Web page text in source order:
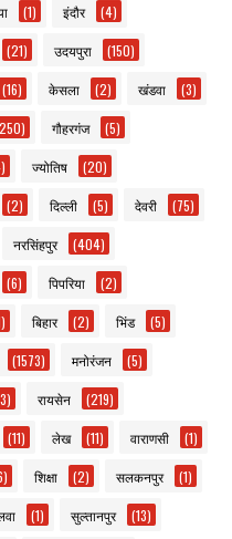
(1) इंदौर (4)
(21) उदयपुरा (150)
(16) केसला (2) खंडवा (3)
गौहरगंज (5)
ज्योतिष (20)
(2) दिल्ली (5) देवरी (75)
नरसिंहपुर (404)
(6) पिपरिया (2)
बिहार (2) भिंड (5)
(1573) मनोरंजन (5)
रायसेन (219)
(11) लेख (11) वाराणसी (1)
शिक्षा (2) सलकनपुर (1)
(1) सुल्तानपुर (13)